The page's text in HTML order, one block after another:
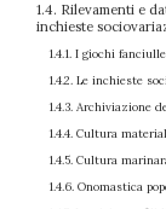
1.4. Rilevamenti e
inchieste
1.4.1. I giochi
1.4.2. Le inchieste
1.4.3. Archiviazione
1.4.4. Cultura
1.4.5. Cultura
1.4.6. Onomastica